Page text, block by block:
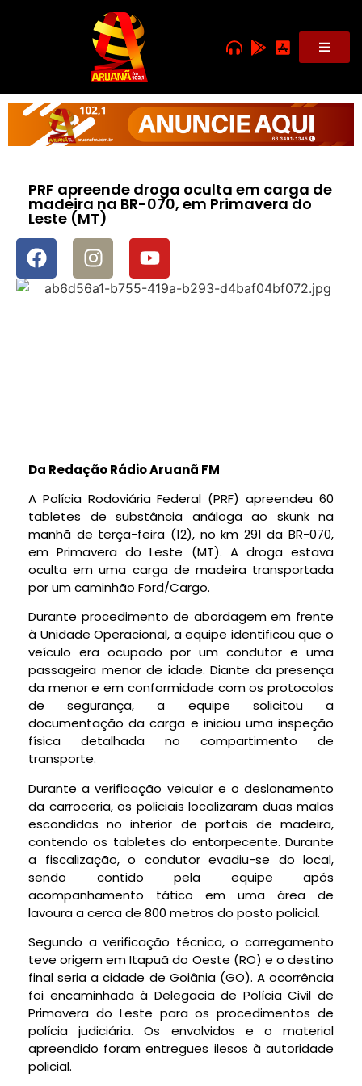
PRF apreende droga oculta em carga de
madeira na BR-070, em Primavera do
Leste (MT)
Da Redação Rádio Aruanã FM
A Polícia Rodoviária Federal (PRF) apreendeu 60
tabletes de substância análoga ao skunk na
manhã de terça-feira (12), no km 291 da BR-070,
em Primavera do Leste (MT). A droga estava
oculta em uma carga de madeira transportada
por um caminhão Ford/Cargo.
Durante procedimento de abordagem em frente
à Unidade Operacional, a equipe identificou que o
veículo era ocupado por um condutor e uma
passageira menor de idade. Diante da presença
da menor e em conformidade com os protocolos
de segurança, a equipe solicitou a
documentação da carga e iniciou uma inspeção
física detalhada no compartimento de
transporte.
Durante a verificação veicular e o deslonamento
da carroceria, os policiais localizaram duas malas
escondidas no interior de portais de madeira,
contendo os tabletes do entorpecente. Durante
a fiscalização, o condutor evadiu-se do local,
sendo contido pela equipe após
acompanhamento tático em uma área de
lavoura a cerca de 800 metros do posto policial.
Segundo a verificação técnica, o carregamento
teve origem em Itapuã do Oeste (RO) e o destino
final seria a cidade de Goiânia (GO). A ocorrência
foi encaminhada à Delegacia de Polícia Civil de
Primavera do Leste para os procedimentos de
polícia judiciária. Os envolvidos e o material
apreendido foram entregues ilesos à autoridade
policial.